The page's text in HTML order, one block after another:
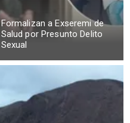
Formalizan a Exseremi de
Salud por Presunto Delito
Sexual